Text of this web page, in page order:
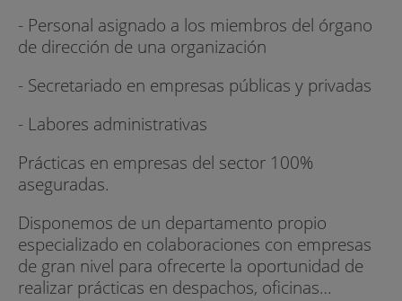
- Personal asignado a los miembros del órgano
de dirección de una organización
- Secretariado en empresas públicas y privadas
- Labores administrativas
Prácticas en empresas del sector 100%
aseguradas.
Disponemos de un departamento propio
especializado en colaboraciones con empresas
de gran nivel para ofrecerte la oportunidad de
realizar prácticas en despachos, oficinas…